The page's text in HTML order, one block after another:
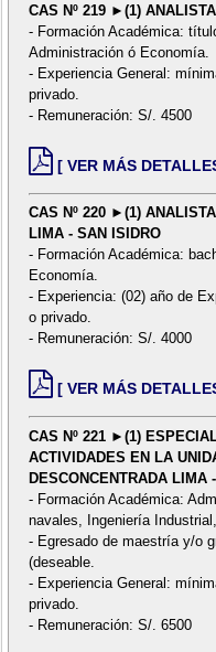
CAS Nº 219 ►(1)
- Formación Académica:
Administración ó Economía.
- Experiencia General:
privado.
- Remuneración: S/. 4500
[ VER MÁS
CAS Nº 220 ►(1)
LIMA - SAN ISIDRO
- Formación Académica:
Economía.
- Experiencia: (02) año de
o privado.
- Remuneración: S/. 4000
[ VER MÁS
CAS Nº 221 ►(1)
ACTIVIDADES EN LA
DESCONCENTRADA LIMA
- Formación Académica:
navales, Ingeniería
- Egresado de maestría y/o
(deseable.
- Experiencia General:
privado.
- Remuneración: S/. 6500